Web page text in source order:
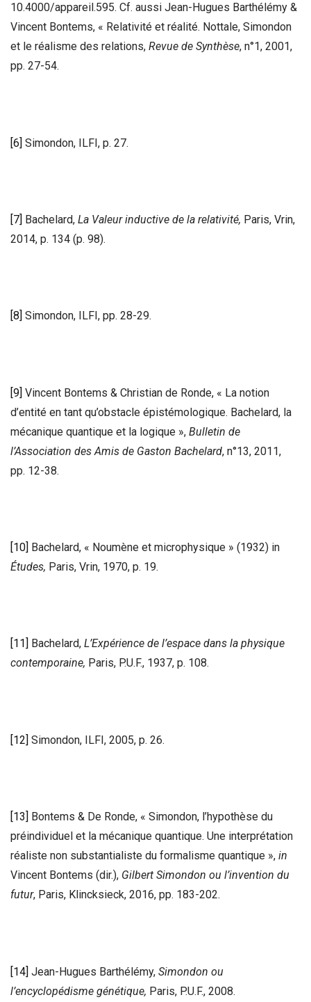
10.4000/appareil.595. Cf. aussi Jean-Hugues Barthélémy &
Vincent Bontems, « Relativité et réalité. Nottale, Simondon
et le réalisme des relations, Revue de Synthèse, n°1, 2001,
pp. 27-54.
[6] Simondon, ILFI, p. 27.
[7] Bachelard, La Valeur inductive de la relativité, Paris, Vrin,
2014, p. 134 (p. 98).
[8] Simondon, ILFI, pp. 28-29.
[9] Vincent Bontems & Christian de Ronde, « La notion
d’entité en tant qu’obstacle épistémologique. Bachelard, la
mécanique quantique et la logique », Bulletin de
l’Association des Amis de Gaston Bachelard, n°13, 2011,
pp. 12-38.
[10] Bachelard, « Noumène et microphysique » (1932) in
Études, Paris, Vrin, 1970, p. 19.
[11] Bachelard, L’Expérience de l’espace dans la physique
contemporaine, Paris, P.U.F., 1937, p. 108.
[12] Simondon, ILFI, 2005, p. 26.
[13]
Bontems & De Ronde, « Simondon, l’hypothèse du
préindividuel et la mécanique quantique. Une interprétation
réaliste non substantialiste du formalisme quantique », in
Vincent Bontems (dir.), Gilbert Simondon ou l’invention du
futur, Paris, Klincksieck, 2016, pp. 183-202.
[14] Jean-Hugues Barthélémy, Simondon ou
l’encyclopédisme génétique, Paris, P.U.F., 2008.